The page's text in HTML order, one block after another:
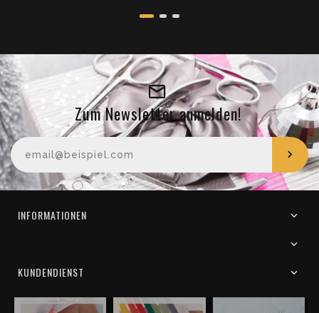
Zum Newsletter anmelden!
INFORMATIONEN
KUNDENDIENST